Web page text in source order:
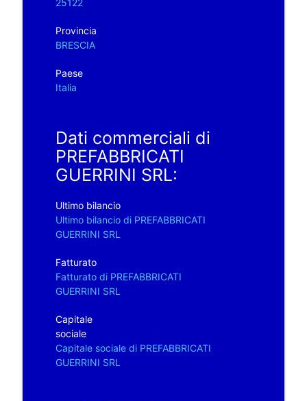
Provincia
BRESCIA
Paese
Italia
Dati commerciali di
PREFABBRICATI
GUERRINI SRL:
Ultimo bilancio
Ultimo bilancio di PREFABBRICATI
GUERRINI SRL
Fatturato
Fatturato di PREFABBRICATI
GUERRINI SRL
Capitale
sociale
Capitale sociale di PREFABBRICATI
GUERRINI SRL